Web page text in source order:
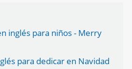
inglés para niños - Merry
para dedicar en Navidad